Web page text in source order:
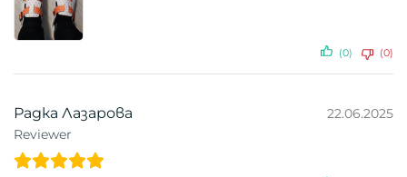
(0) (0)
Радка Лазарова
Reviewer
22.06.2025